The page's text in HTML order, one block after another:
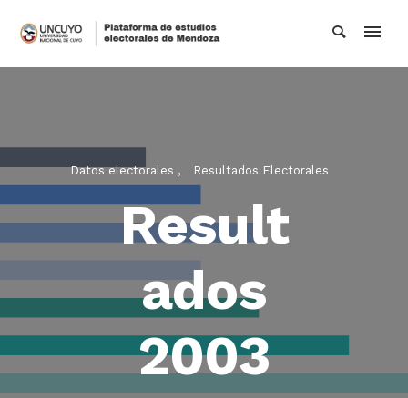
Datos electorales Resultados Electorales
Result
ados
2003